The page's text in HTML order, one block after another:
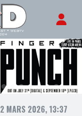
2 MARS 2026, 13:37